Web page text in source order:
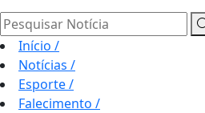
Pesquisar Notícia
Início /
Notícias /
Esporte/
Falecimento /